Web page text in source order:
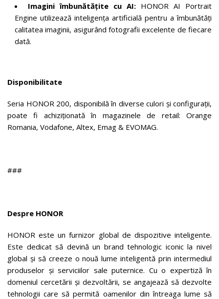
Imagini îmbunătățite cu AI: HONOR AI Portrait
Engine utilizează inteligența artificială pentru a îmbunătăți
calitatea imaginii, asigurând fotografii excelente de fiecare
dată.
Disponibilitate
Seria HONOR 200, disponibilă în diverse culori și configurații,
poate fi achiziționată în magazinele de retail: Orange
Romania, Vodafone, Altex, Emag & EVOMAG.
###
Despre HONOR
HONOR este un furnizor global de dispozitive inteligente.
Este dedicat să devină un brand tehnologic iconic la nivel
global și să creeze o nouă lume inteligentă prin intermediul
produselor și serviciilor sale puternice. Cu o expertiză în
domeniul cercetării și dezvoltării, se angajează să dezvolte
tehnologii care să permită oamenilor din întreaga lume să